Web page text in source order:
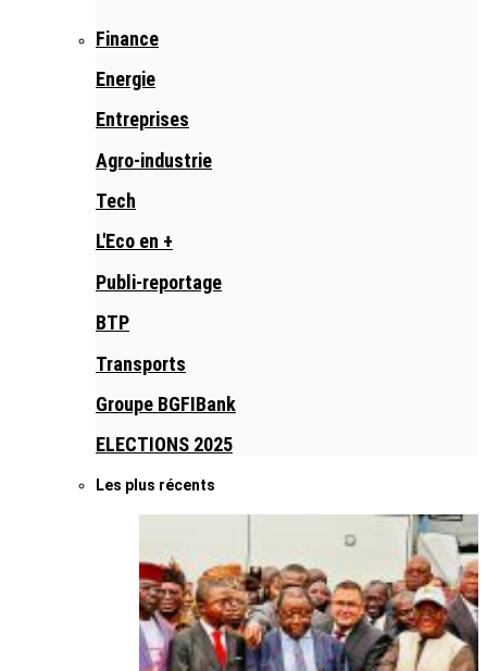
Finance
Energie
Entreprises
Agro-industrie
Tech
L'Eco en +
Publi-reportage
BTP
Transports
Groupe BGFIBank
ELECTIONS 2025
Les plus récents